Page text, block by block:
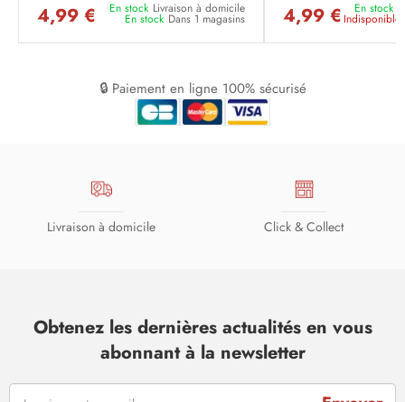
4,99 € En stock Livraison à domicile
En stock Dans 1 magasins 4,99 € En stock
Indisponible
🔒 Paiement en ligne 100% sécurisé
Livraison à domicile Click & Collect
Obtenez les dernières actualités en vous
abonnant à la newsletter